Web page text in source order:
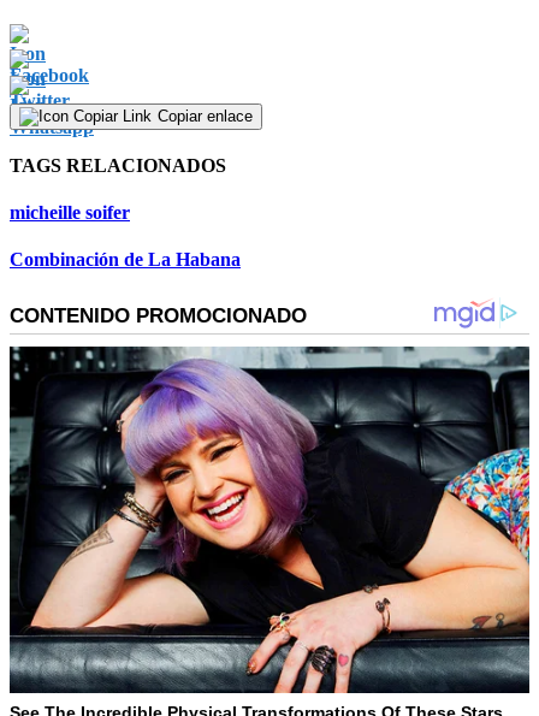
Copiar enlace
TAGS RELACIONADOS
micheille soifer
Combinación de La Habana